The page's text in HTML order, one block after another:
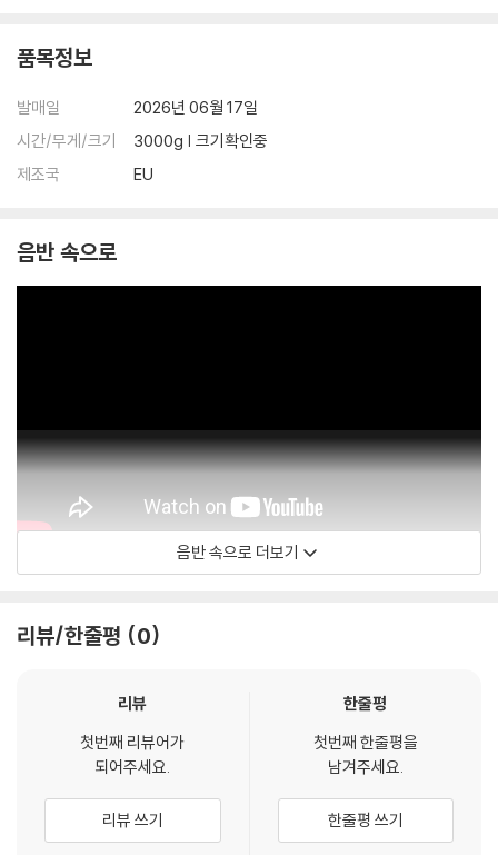
품목정보
발매일
2026년 06월 17일
시간/무게/크기
3000g | 크기확인중
제조국
EU
음반 속으로
음반 속으로 더보기
리뷰/한줄평 0
리뷰
첫번째 리뷰어가
되어주세요.
리뷰 쓰기
한줄평
첫번째 한줄평을
남겨주세요.
한줄평 쓰기